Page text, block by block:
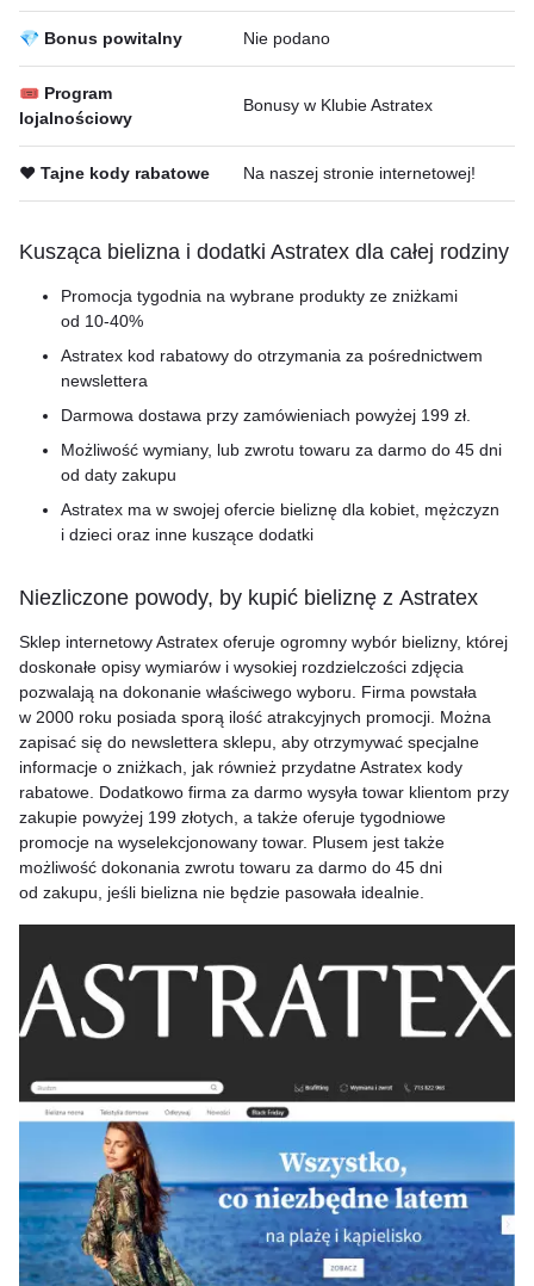
💎 Bonus powitalny Nie podano
🎟 Program
lojalnościowy
Bonusy w Klubie Astratex
❤️ Tajne kody rabatowe Na naszej stronie internetowej!
Kusząca bielizna i dodatki Astratex dla całej rodziny
Promocja tygodnia na wybrane produkty ze zniżkami
od 10-40%
Astratex kod rabatowy do otrzymania za pośrednictwem
newslettera
Darmowa dostawa przy zamówieniach powyżej 199 zł.
Możliwość wymiany, lub zwrotu towaru za darmo do 45 dni
od daty zakupu
Astratex ma w swojej ofercie bieliznę dla kobiet, mężczyzn
i dzieci oraz inne kuszące dodatki
Niezliczone powody, by kupić bieliznę z Astratex
Sklep internetowy Astratex oferuje ogromny wybór bielizny, której
doskonałe opisy wymiarów i wysokiej rozdzielczości zdjęcia
pozwalają na dokonanie właściwego wyboru. Firma powstała
w 2000 roku posiada sporą ilość atrakcyjnych promocji. Można
zapisać się do newslettera sklepu, aby otrzymywać specjalne
informacje o zniżkach, jak również przydatne Astratex kody
rabatowe. Dodatkowo firma za darmo wysyła towar klientom przy
zakupie powyżej 199 złotych, a także oferuje tygodniowe
promocje na wyselekcjonowany towar. Plusem jest także
możliwość dokonania zwrotu towaru za darmo do 45 dni
od zakupu, jeśli bielizna nie będzie pasowała idealnie.